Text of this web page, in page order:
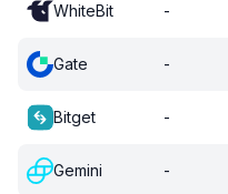
WhiteBit -
Gate -
Bitget -
Gemini -